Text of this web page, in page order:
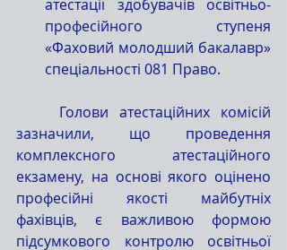
атестації здобувачів освітньо-
професійного ступеня
«Фаховий молодший бакалавр»
спеціальності 081 Право.
зазначили, що проведення
комплексного атестаційного
екзамену, на основі якого оцінено
професійні якості майбутніх
фахівців, є важливою формою
підсумкового контролю освітньої